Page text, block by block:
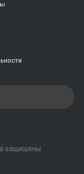
защищены